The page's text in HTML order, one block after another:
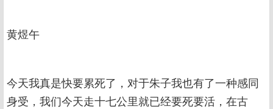
黄煜午
今天我真是快要累死了，对于朱子我也有了一种感同
身受，我们今天走十七公里就已经要死要活，在古